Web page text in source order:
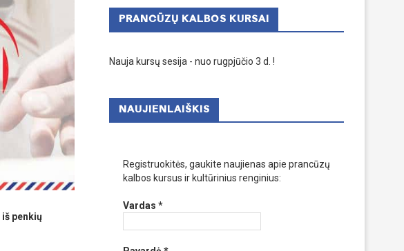
iš penkių
PRANCŪZŲ KALBOS KURSAI
Nauja kursų sesija - nuo rugpjūčio 3 d. !
NAUJIENLAIŠKIS
Registruokitės, gaukite naujienas apie prancūzų
kalbos kursus ir kultūrinius renginius:
Vardas *